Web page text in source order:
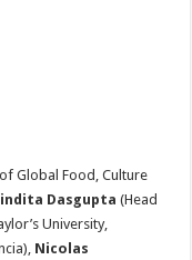
Global Food, Culture
Dasgupta(Head
University,
Nicolas